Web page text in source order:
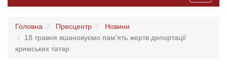
Головна Пресцентр
Новини
18 травня вшановуємо пам’ять жертв депортації
кримських татар